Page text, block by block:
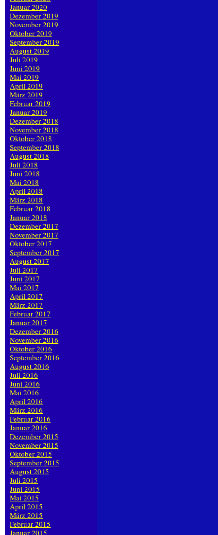
Januar 2020
Dezember 2019
November 2019
Oktober 2019
September 2019
August 2019
Juli 2019
Juni 2019
Mai 2019
April 2019
März 2019
Februar 2019
Januar 2019
Dezember 2018
November 2018
Oktober 2018
September 2018
August 2018
Juli 2018
Juni 2018
Mai 2018
April 2018
März 2018
Februar 2018
Januar 2018
Dezember 2017
November 2017
Oktober 2017
September 2017
August 2017
Juli 2017
Juni 2017
Mai 2017
April 2017
März 2017
Februar 2017
Januar 2017
Dezember 2016
November 2016
Oktober 2016
September 2016
August 2016
Juli 2016
Juni 2016
Mai 2016
April 2016
März 2016
Februar 2016
Januar 2016
Dezember 2015
November 2015
Oktober 2015
September 2015
August 2015
Juli 2015
Juni 2015
Mai 2015
April 2015
März 2015
Februar 2015
Januar 2015